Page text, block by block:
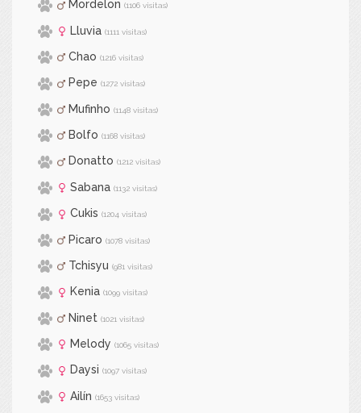
Mordelon (1106 visitas)
Lluvia (1111 visitas)
Chao (1216 visitas)
Pepe (1272 visitas)
Mufinho (1148 visitas)
Bolfo (1168 visitas)
Donatto (1212 visitas)
Sabana (1132 visitas)
Cukis (1204 visitas)
Picaro (1078 visitas)
Tchisyu (981 visitas)
Kenia (1099 visitas)
Ninet (1021 visitas)
Melody (1065 visitas)
Daysi (1097 visitas)
Ailín (1653 visitas)